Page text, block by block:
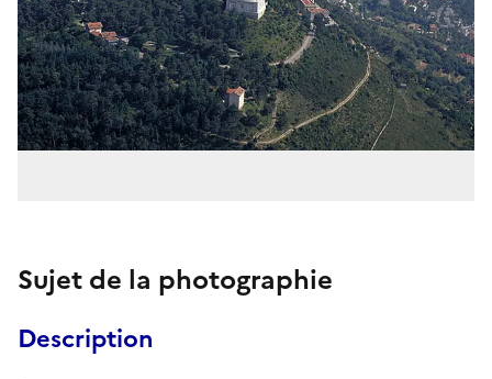
Sujet de la photographie
Description